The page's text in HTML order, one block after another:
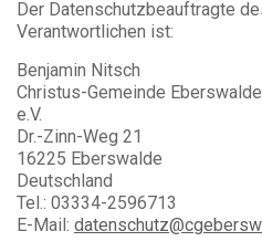
Der Datenschutzbeauftragte
Verantwortlichen ist:
Benjamin Nitsch
Christus-Gemeinde
e.V.
Dr.-Zinn-Weg 21
16225 Eberswalde
Deutschland
Tel.: 03334-2596713
E-Mail: